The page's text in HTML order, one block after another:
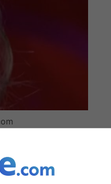
sul piccolo
di